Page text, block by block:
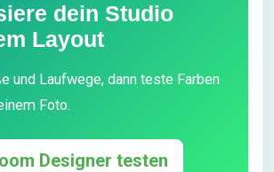
dein Studio
Layout
und Laufwege, dann teste Farben
Foto.
Designer testen